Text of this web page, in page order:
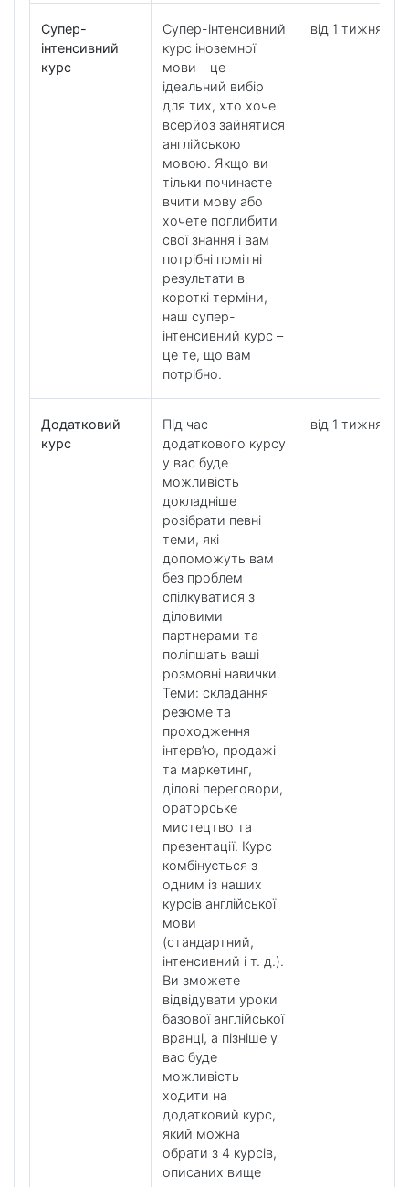
Супер-
інтенсивний
курс
Супер-інтенсивний
курс іноземної
мови – це
ідеальний вибір
для тих, хто хоче
всерйоз зайнятися
англійською
мовою. Якщо ви
тільки починаєте
вчити мову або
хочете поглибити
свої знання і вам
потрібні помітні
результати в
короткі терміни,
наш супер-
інтенсивний курс –
це те, що вам
потрібно.
від 1 тижня
Додатковий
курс
Під час
додаткового курсу
у вас буде
можливість
докладніше
розібрати певні
теми, які
допоможуть вам
без проблем
спілкуватися з
діловими
партнерами та
поліпшать ваші
розмовні навички.
Теми: складання
резюме та
проходження
інтерв’ю, продажі
та маркетинг,
ділові переговори,
ораторське
мистецтво та
презентації. Курс
комбінується з
одним із наших
курсів англійської
мови
(стандартний,
інтенсивний і т. д.).
Ви зможете
відвідувати уроки
базової англійської
вранці, а пізніше у
вас буде
можливість
ходити на
додатковий курс,
який можна
обрати з 4 курсів,
описаних вище
від 1 тижня